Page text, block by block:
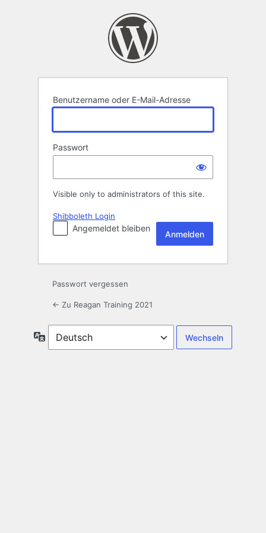
Benutzername oder E-Mail-Adresse
Passwort
Visible only to administrators of this site.
Shibboleth Login
Angemeldet bleiben
Passwort vergessen
← Zu Reagan Training 2021
Sprache